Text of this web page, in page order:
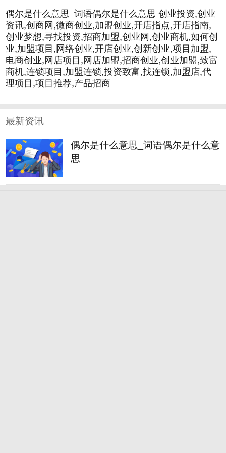
偶尔是什么意思_词语偶尔是什么意思 创业投资,创业
资讯,创商网,微商创业,加盟创业,开店指点,开店指南,
创业梦想,寻找投资,招商加盟,创业网,创业商机,如何创
业,加盟项目,网络创业,开店创业,创新创业,项目加盟,
电商创业,网店项目,网店加盟,招商创业,创业加盟,致富
商机,连锁项目,加盟连锁,投资致富,找连锁,加盟店,代
理项目,项目推荐,产品招商
最新资讯
偶尔是什么意思_词语偶尔是什么意
思